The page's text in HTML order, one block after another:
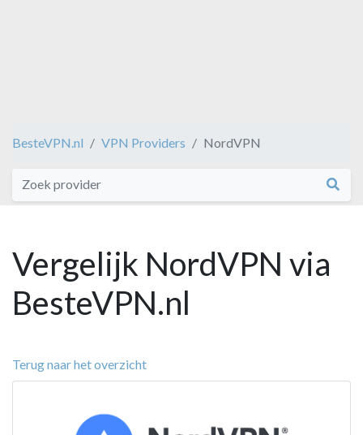
BesteVPN.nl VPN Providers NordVPN
Vergelijk NordVPN via
BesteVPN.nl
Terug naar het overzicht